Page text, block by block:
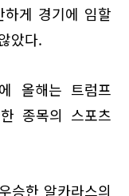
게 경기에 임할
았다.
올해는 트럼프
종목의 스포츠
승한 알카라스의